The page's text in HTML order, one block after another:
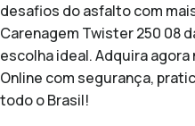
desafios do asfalto com
Carenagem Twister 250 08
escolha ideal. Adquira
Online com segurança,
todo o Brasil!